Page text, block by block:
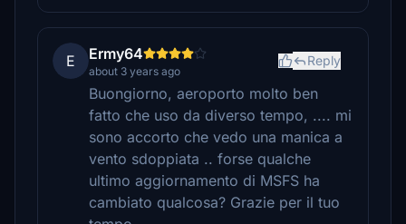
E Ermy64
about 3 years ago
Reply
Buongiorno, aeroporto molto ben
fatto che uso da diverso tempo, .... mi
sono accorto che vedo una manica a
vento sdoppiata .. forse qualche
ultimo aggiornamento di MSFS ha
cambiato qualcosa? Grazie per il tuo